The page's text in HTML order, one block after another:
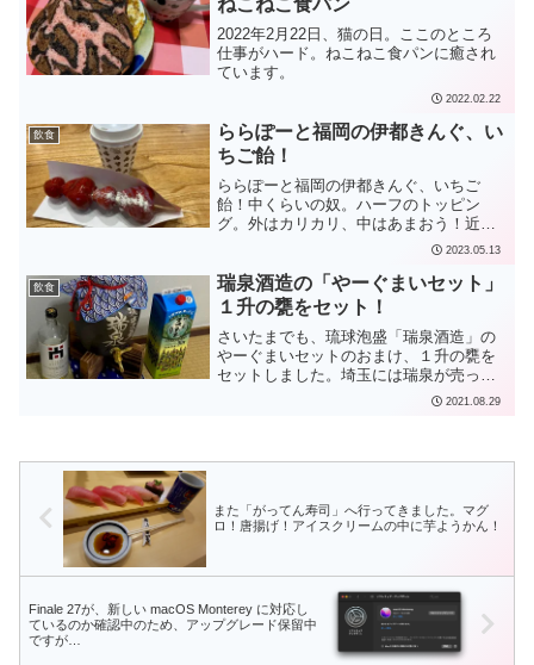
ねこねこ食パン
2022年2月22日、猫の日。ここのところ
仕事がハード。ねこねこ食パンに癒され
ています。
2022.02.22
飲食
ららぽーと福岡の伊都きんぐ、い
ちご飴！
ららぽーと福岡の伊都きんぐ、いちご
飴！中くらいの奴。ハーフのトッピン
グ。外はカリカリ、中はあまおう！近く
のハニー珈琲本店で豆を買ったサービス
2023.05.13
飲食
瑞泉酒造の「やーぐまいセット」
１升の甕をセット！
さいたまでも、琉球泡盛「瑞泉酒造」の
やーぐまいセットのおまけ、１升の甕を
セットしました。埼玉には瑞泉が売って
いなかったので、泡盛「まさひろ」30度
2021.08.29
また「がってん寿司」へ行ってきました。マグ
ロ！唐揚げ！アイスクリームの中に芋ようかん！
Finale 27が、新しい macOS Monterey に対応し
ているのか確認中のため、アップグレード保留中
ですが…